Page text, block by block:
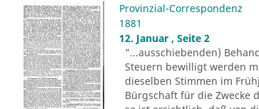
Provinzial-Correspondenz
1881
12. Januar , Seite 2
"...ausschiebenden)
Steuern bewilligt werden
dieselben Stimmen im
Bürgschaft für die Zwecke